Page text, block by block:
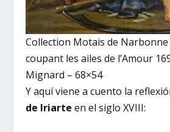
Collection Motais de Narbonne
coupant les ailes de l’Amour
Mignard – 68×54
Y aquí viene a cuento la
de Iriarte en el siglo XVIII: